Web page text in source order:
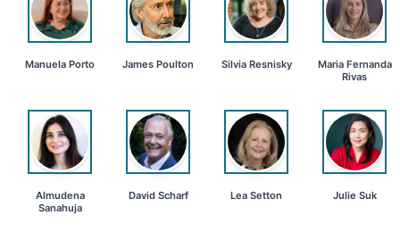
Manuela Porto James Poulton Silvia Resnisky
Maria Fernanda
Rivas
Almudena
Sanahuja
David Scharf Lea Setton Julie Suk